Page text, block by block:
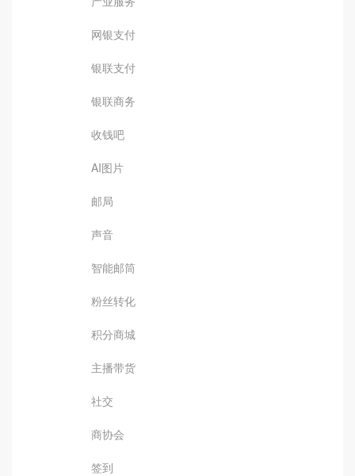
网银支付
银联支付
银联商务
收钱吧
AI图片
邮局
声音
智能邮筒
粉丝转化
积分商城
主播带货
社交
商协会
签到